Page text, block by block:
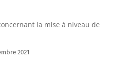
la mise à niveau de
2021